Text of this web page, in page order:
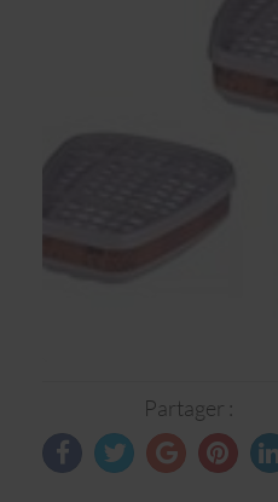
Partager :